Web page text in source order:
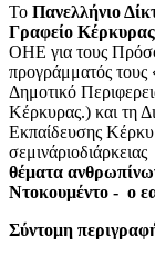
Το Πανελλήνιο
Γραφείο Κέρκυρας
ΟΗΕ για τους
προγράμματός
Δημοτικό
Κέρκυρας.) και τη
Εκπαίδευσης
θέματα
Ντοκουμέντο - ο
Σύντομη